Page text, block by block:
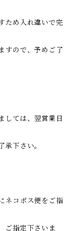
ため入れ違いで完
すので、予めご了
しては、翌営業日
下さい。
ネコポス便をご指
ご指定下さいま